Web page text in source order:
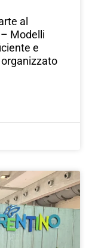
al
Modelli
e